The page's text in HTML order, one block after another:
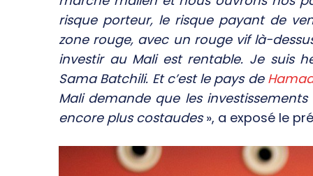
risque porteur, le risque payant de
zone rouge, avec un rouge vif là-
investir au Mali est rentable. Je suis
Sama Batchili. Et c’est le pays de
Mali demande que les
encore plus costaudes», a exposé le